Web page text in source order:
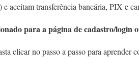
aceitam transferência bancária, PIX e
para a página de cadastro/login
clicar no passo a passo para aprender